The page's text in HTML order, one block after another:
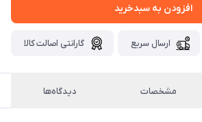
افزودن به سبدخرید
ارسال سریع گارانتی اصالت کالا
مشخصات دیدگاه‌ها